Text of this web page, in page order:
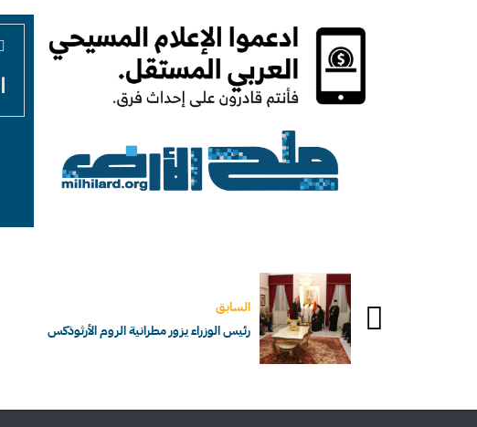
السابق
رئيس الوزراء يزور مطرانية الروم الأرثوذكس